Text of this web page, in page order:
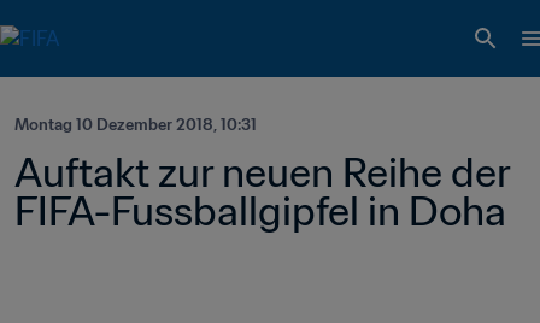
Montag 10 Dezember 2018, 10:31
Auftakt zur neuen Reihe der
FIFA-Fussballgipfel in Doha